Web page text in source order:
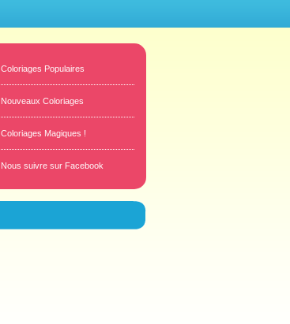
Coloriages Populaires
Nouveaux Coloriages
Coloriages Magiques !
Nous suivre sur Facebook